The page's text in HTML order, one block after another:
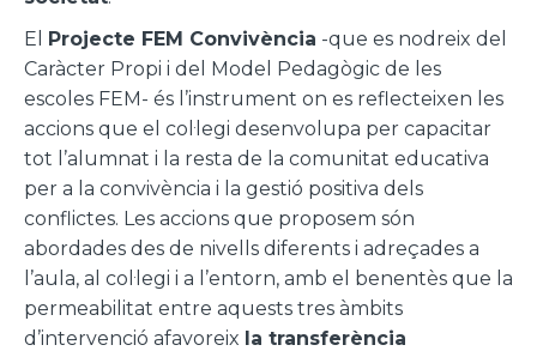
El Projecte FEM Convivència -que es nodreix del
Caràcter Propi i del Model Pedagògic de les
escoles FEM- és l’instrument on es reflecteixen les
accions que el col·legi desenvolupa per capacitar
tot l’alumnat i la resta de la comunitat educativa
per a la convivència i la gestió positiva dels
conflictes. Les accions que proposem són
abordades des de nivells diferents i adreçades a
l’aula, al col·legi i a l’entorn, amb el benentès que la
permeabilitat entre aquests tres àmbits
d’intervenció afavoreix la transferència